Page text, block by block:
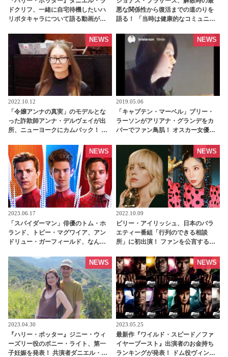
ドクリフ、一緒に自宅待機したいハ
リポタキャラについて語る動画が公
悪な関係性から復活までの道のりを
語る！ 「当時は健康的なコミュニケ
tvgroove
2022.10.12
「令嬢アンナの真実」のモデルとな
った詐欺師アンナ・デルヴェイが出
所、ニューヨークにカムバック！ こ
ントに注目集まる - tvgroove
NEWS
2019.05.06
「キャプテン・マーベル」ブリー・
ラーソンがアリアナ・グランデをカ
バーでファン鳥肌！ オスカー女優な
てた？[動画あり] | tvgroove
NEWS
2023.06.17
「スパイダーマン」俳優のトム・ホ
ランド、トビー・マグワイア、アン
ドリュー・ガーフィールド、なんと
が明らかに！ 彼らが話している内容
とは・・？ - tvgroove
NEWS
2022.10.09
ビリー・アイリッシュ、日本のバラ
エティー番組「行列のできる相談
所」に初出演！ ファンを公言する仲
に超特別なプレゼントにビリーも
「オーマイゴッド」 - tvgroove
NEWS
2023.04.30
『ハリー・ポッター』ジニー・ウィ
ーズリー役のボニー・ライト、第一
子妊娠を発表！ 共演者ダニエル・ラ
NEWS
2023.05.25
最新作『ワイルド・スピード／ファ
イヤーブースト』出演者のお金持ち
ランキングが発表！ ドム役ヴィン・
NEWS